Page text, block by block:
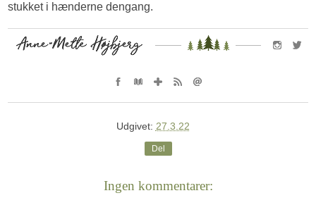
stukket i hænderne dengang.
Udgivet: 27.3.22
Del
Ingen kommentarer: